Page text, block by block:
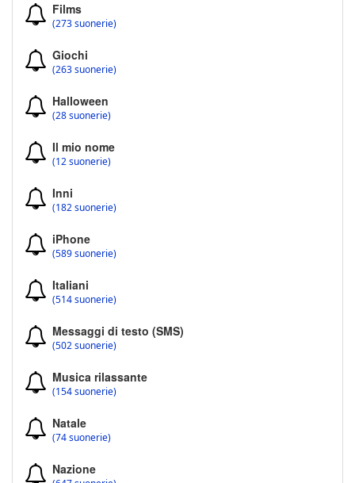
Films
(273 suonerie)
Giochi
(263 suonerie)
Halloween
(28 suonerie)
Il mio nome
(12 suonerie)
Inni
(182 suonerie)
iPhone
(589 suonerie)
Italiani
(514 suonerie)
Messaggi di testo (SMS)
(502 suonerie)
Musica rilassante
(154 suonerie)
Natale
(74 suonerie)
Nazione